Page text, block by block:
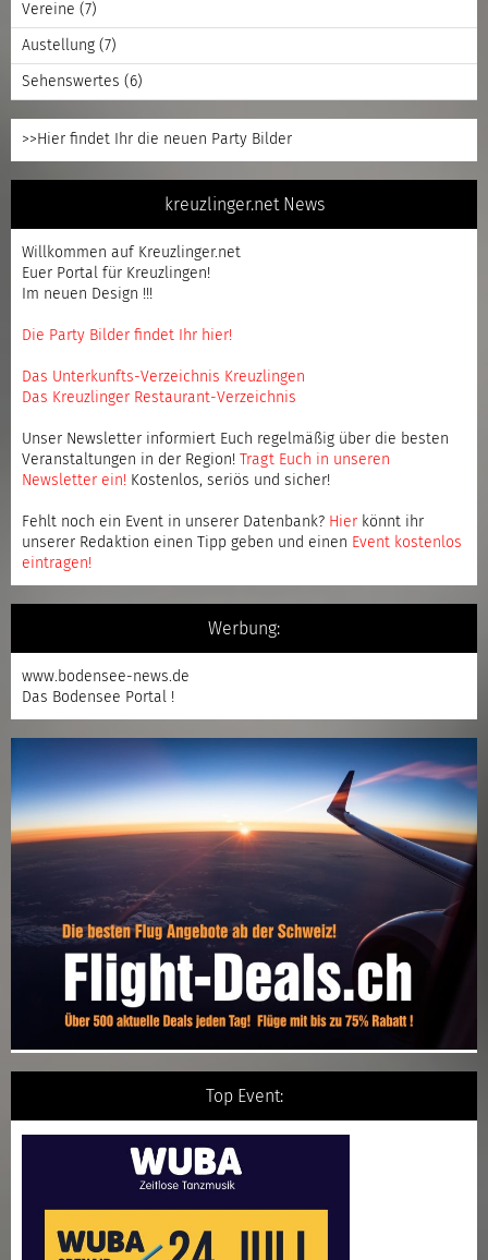
Vereine (7)
Austellung (7)
Sehenswertes (6)
>>Hier findet Ihr die neuen Party Bilder
kreuzlinger.net News
Willkommen auf Kreuzlinger.net
Euer Portal für Kreuzlingen!
Im neuen Design !!!
Die Party Bilder findet Ihr hier!
Das Unterkunfts-Verzeichnis Kreuzlingen
Das Kreuzlinger Restaurant-Verzeichnis
Unser Newsletter informiert Euch regelmäßig über die besten
Veranstaltungen in der Region!
Tragt Euch in unseren
Newsletter ein! Kostenlos, seriös und sicher!
Fehlt noch ein Event in unserer Datenbank? Hier könnt ihr
unserer Redaktion einen Tipp geben und einen Event kostenlos
eintragen!
Werbung:
www.bodensee-news.de
Das Bodensee Portal !
Top Event: